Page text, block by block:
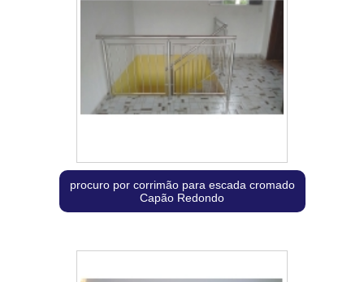
procuro por corrimão para escada cromado
Capão Redondo